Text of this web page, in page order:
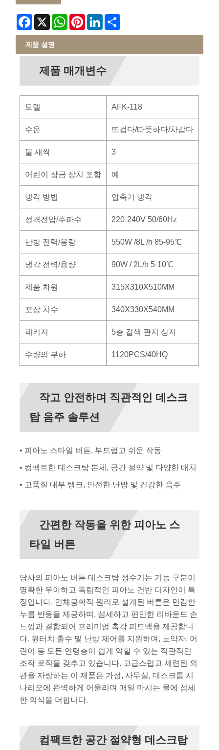
Facebook
X WhatsApp
PinterestLinkedIn
제품 설명
제품 매개변수
모델 AFK-118
수온 뜨겁다/따뜻하다/차갑다
물 새싹 3
어린이 잠금 장치 포함 예
냉각 방법 압축기 냉각
정격전압/주파수 220-240V 50/60Hz
난방 전력/용량 550W /8L /h 85-95℃
냉각 전력/용량 90W / 2L/h 5-10℃
제품 차원 315X310X510MM
포장 치수 340X330X540MM
패키지 5층 갈색 판지 상자
수량의 부하 1120PCS/40HQ
작고 안전하며 직관적인 데스크
탑 음주 솔루션
• 피아노 스타일 버튼, 부드럽고 쉬운 작동
• 컴팩트한 데스크탑 본체, 공간 절약 및 다양한 배치
• 고품질 내부 탱크, 안전한 난방 및 건강한 음주
간편한 작동을 위한 피아노 스
타일 버튼
당사의 피아노 버튼 데스크탑 정수기는 기능 구분이
명확한 우아하고 독립적인 피아노 건반 디자인이 특
징입니다. 인체공학적 원리로 설계된 버튼은 민감한
누름 반응을 제공하며, 섬세하고 편안한 리바운드 손
느낌과 결합되어 프리미엄 촉각 피드백을 제공합니
다. 원터치 출수 및 난방 제어를 지원하며, 노약자, 어
린이 등 모든 연령층이 쉽게 익힐 수 있는 직관적인
조작 로직을 갖추고 있습니다. 고급스럽고 세련된 외
관을 자랑하는 이 제품은 가정, 사무실, 데스크톱 시
나리오에 완벽하게 어울리며 매일 마시는 물에 섬세
한 의식을 더합니다.
컴팩트한 공간 절약형 데스크탑